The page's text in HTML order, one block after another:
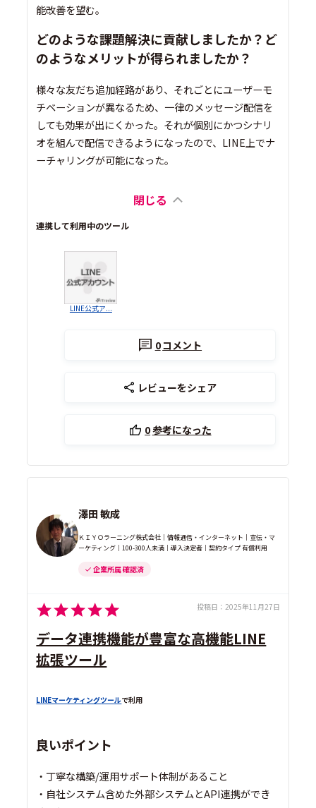
能改善を望む。
どのような課題解決に貢献しましたか？ど
のようなメリットが得られましたか？
様々な友だち追加経路があり、それごとにユーザーモ
チベーションが異なるため、一律のメッセージ配信を
しても効果が出にくかった。それが個別にかつシナリ
オを組んで配信できるようになったので、LINE上でナ
ーチャリングが可能になった。
閉じる
連携して利用中のツール
LINE公式ア...
0コメント
レビューをシェア
0参考になった
澤田 敏成
ＫＩＹＯラーニング株式会社｜情報通信・インターネット｜宣伝・マ
ーケティング｜100-300人未満｜導入決定者｜契約タイプ 有償利用
企業所属 確認済
投稿日： 2025年11月27日
データ連携機能が豊富な高機能LINE
拡張ツール
LINEマーケティングツールで利用
良いポイント
・丁寧な構築/運用サポート体制があること
・自社システム含めた外部システムとAPI連携ができ